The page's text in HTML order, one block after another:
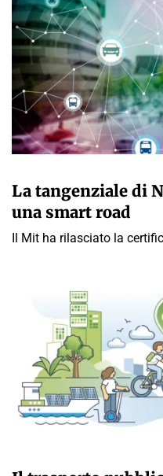
La tangenziale di
una smart road
Il Mit ha rilasciato la